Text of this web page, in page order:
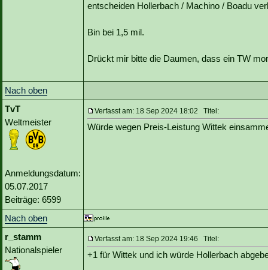
entscheiden Hollerbach / Machino / Boadu
Bin bei 1,5 mil.
Drückt mir bitte die Daumen, dass ein TW
Nach oben
TvT
Weltmeister
Anmeldungsdatum:
05.07.2017
Beiträge: 6599
Verfasst am: 18 Sep 2024 18:02 Titel:
Würde wegen Preis-Leistung Wittek
Nach oben
r_stamm
Nationalspieler
Verfasst am: 18 Sep 2024 19:46 Titel:
+1 für Wittek und ich würde Hollerbach